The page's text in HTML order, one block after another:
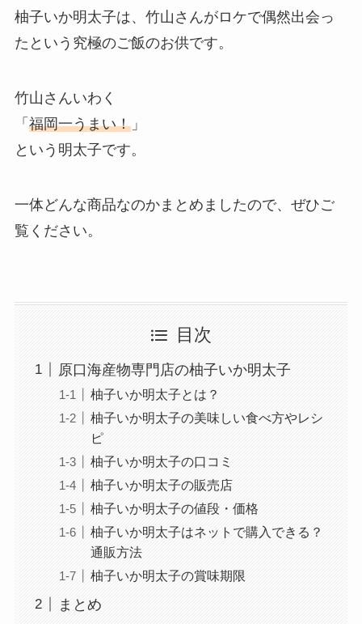
柚子いか明太子は、竹山さんがロケで偶然出会っ
たという究極のご飯のお供です。
竹山さんいわく
「 福岡一うまい！」
という明太子です。
一体どんな商品なのかまとめましたので、ぜひご
覧ください。
目次
原口海産物専門店の柚子いか明太子
柚子いか明太子とは？
柚子いか明太子の美味しい食べ方やレシ
ピ
柚子いか明太子の口コミ
柚子いか明太子の販売店
柚子いか明太子の値段・価格
柚子いか明太子はネットで購入できる？
通販方法
柚子いか明太子の賞味期限
まとめ